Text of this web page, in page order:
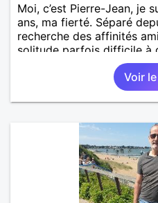
Moi, c’est Pierre-Jean, je
ans, ma fierté. Séparé
recherche des affinités
solitude parfois difficile à
vague à l’âme. L’amitié
importante à mes yeux
sentiments plus
œuvre » disait Arthur
autant être trop locace.
avec très peu de défauts.
bienveillant, empathique,
respectueux, doux de
laisse « glisser »
Voir